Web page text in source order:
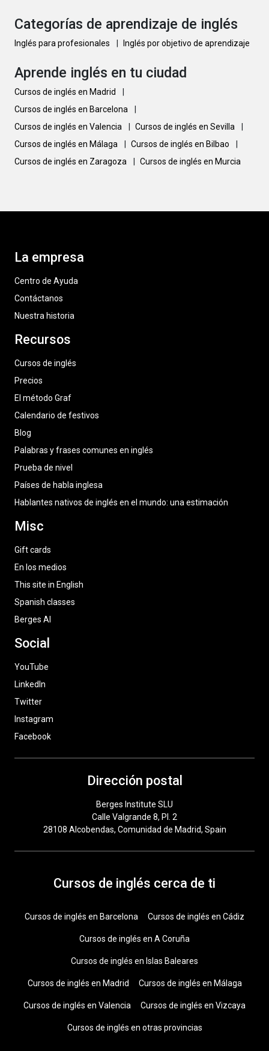
Categorías de aprendizaje de inglés
Inglés para profesionales Inglés por objetivo de aprendizaje
Aprende inglés en tu ciudad
Cursos de inglés en Madrid
Cursos de inglés en Barcelona
Cursos de inglés en Valencia
Cursos de inglés en Sevilla
Cursos de inglés en Málaga
Cursos de inglés en Bilbao
Cursos de inglés en Zaragoza
Cursos de inglés en Murcia
La empresa
Centro de Ayuda
Contáctanos
Nuestra historia
Recursos
Cursos de inglés
Precios
El método Graf
Calendario de festivos
Blog
Palabras y frases comunes en inglés
Prueba de nivel
Países de habla inglesa
Hablantes nativos de inglés en el mundo: una estimación
Misc
Gift cards
En los medios
This site in English
Spanish classes
Berges AI
Social
YouTube
LinkedIn
Twitter
Instagram
Facebook
Dirección postal
Berges Institute SLU
Calle Valgrande 8, Pl. 2
28108 Alcobendas, Comunidad de Madrid, Spain
Cursos de inglés cerca de ti
Cursos de inglés en Barcelona Cursos de inglés en Cádiz
Cursos de inglés en A Coruña
Cursos de inglés en Islas Baleares
Cursos de inglés en Madrid Cursos de inglés en Málaga
Cursos de inglés en Valencia Cursos de inglés en Vizcaya
Cursos de inglés en otras provincias